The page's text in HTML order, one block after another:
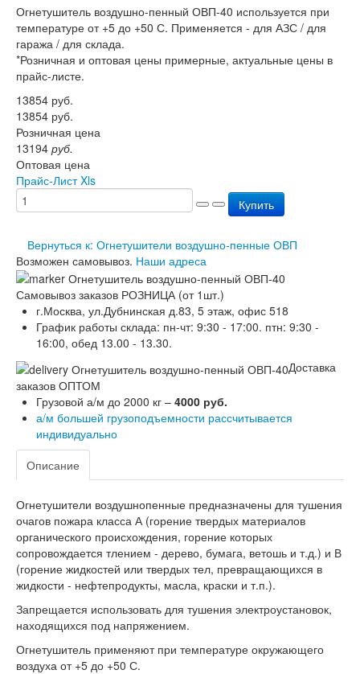
Контакты
Пожарное оборудование
Перезарядка
Перезарядка ОП
Доставка
Оплата
Гарантии
О нас
Статьи
Вопрос-Ответ
Контакты
Огнетушитель воздушно-пенный ОВП-40 используется при
температуре от +5 до +50 С. Применяется - для АЗС / для
гаража / для склада.
*Розничная и оптовая цены примерные, актуальные цены в
прайс-листе.
13854 руб.
13854 руб.
Розничная цена
13194 руб.
Оптовая цена
Прайс-Лист Xls
Купить
Вернуться к: Огнетушители воздушно-пенные ОВП
Возможен самовывоз. Наши адреса
Самовывоз заказов РОЗНИЦА (от 1шт.)
г.Москва, ул.Дубнинская д.83, 5 этаж, офис 518
График работы склада: пн-чт: 9:30 - 17:00. птн: 9:30 -
16:00, обед 13.00 - 13.30.
Доставка
заказов ОПТОМ
Грузовой а/м до 2000 кг – 4000 руб.
а/м большей грузоподъемности рассчитывается
индивидуально
Описание
Огнетушители воздушнопенные предназначены для тушения
очагов пожара класса А (горение твердых материалов
органического происхождения, горение которых
сопровождается тлением - дерево, бумага, ветошь и т.д.) и В
(горение жидкостей или твердых тел, превращающихся в
жидкости - нефтепродукты, масла, краски и т.п.).
Запрещается использовать для тушения электроустановок,
находящихся под напряжением.
Огнетушитель применяют при температуре окружающего
воздуха от +5 до +50 С.